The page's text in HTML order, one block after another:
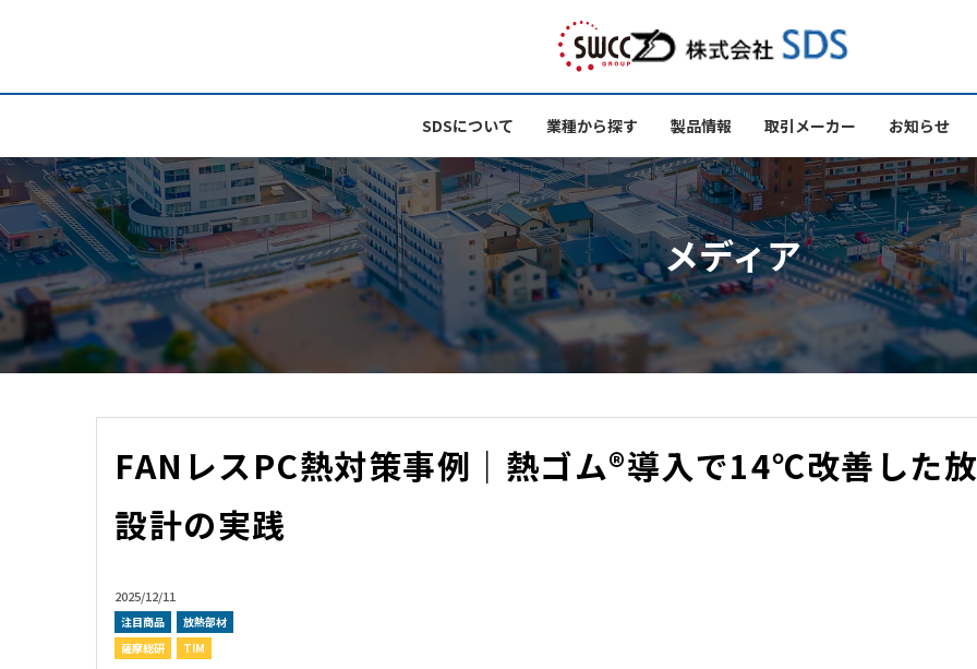
SDSについて 業種から探す 製品情報 取引メーカー お知らせ
メディア
FANレスPC熱対策事例｜熱ゴム®導入で14℃改善した
設計の実践
2025/12/11
注目商品
放熱部材
薩摩総研
TIM